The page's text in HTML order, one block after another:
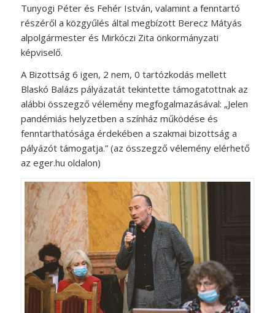
Tunyogi Péter és Fehér István, valamint a fenntartó
részéről a közgyűlés által megbízott Berecz Mátyás
alpolgármester és Mirkóczi Zita önkormányzati
képviselő.
A Bizottság 6 igen, 2 nem, 0 tartózkodás mellett
Blaskó Balázs pályázatát tekintette támogatottnak az
alábbi összegző vélemény megfogalmazásával: „Jelen
pandémiás helyzetben a színház működése és
fenntarthatósága érdekében a szakmai bizottság a
pályázót támogatja.” (az összegző vélemény elérhető
az eger.hu oldalon)